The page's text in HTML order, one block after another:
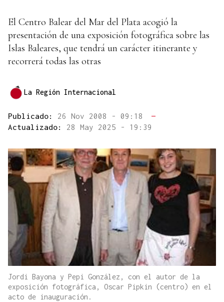
El Centro Balear del Mar del Plata acogió la
presentación de una exposición fotográfica sobre las
Islas Baleares, que tendrá un carácter itinerante y
recorrerá todas las otras
La Región Internacional
Publicado: 26 Nov 2008 - 09:18
—
Actualizado: 28 May 2025 - 19:39
Jordi Bayona y Pepi González, con el autor de la
exposición fotográfica, Oscar Pipkin (centro) en el
acto de inauguración.